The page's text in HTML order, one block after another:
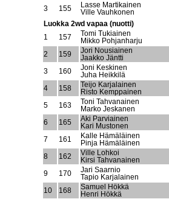
3
155
Lasse Martikainen
Ville Vauhkonen
Luokka 2wd vapaa (nuotti)
1
157
Tomi Tukiainen
Mikko Pohjanharju
2
159
Jori Nousiainen
Jaakko Jäntti
3
160
Joni Keskinen
Juha Heikkilä
4
158
Teijo Karjalainen
Risto Kemppainen
5
163
Toni Tahvanainen
Marko Jeskanen
6
165
Aki Parviainen
Kari Mustonen
7
161
Kalle Hämäläinen
Pinja Hämäläinen
8
162
Ville Lohkoi
Kirsi Tahvanainen
9
170
Jari Saarnio
Tapio Karjalainen
10
168
Samuel Hökkä
Henri Hökkä